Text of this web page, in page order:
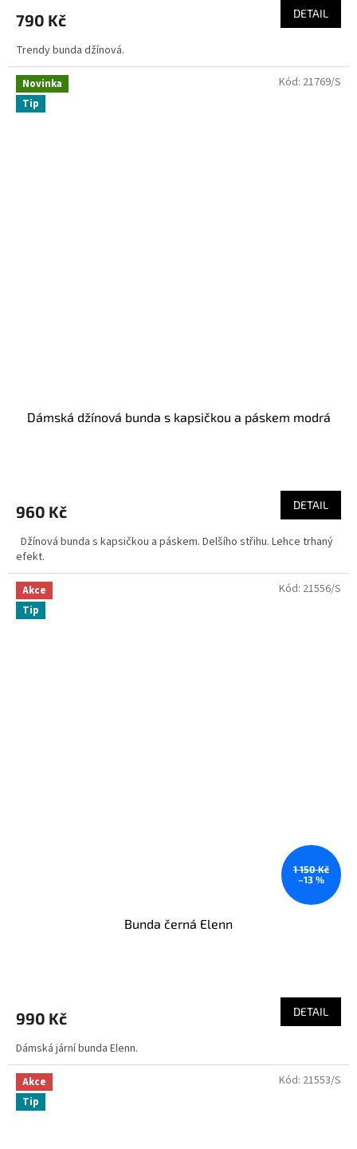
790 Kč DETAIL
Trendy bunda džínová.
Novinka
Tip
Dámská džínová bunda s kapsičkou a páskem modrá
960 Kč DETAIL
Džínová bunda s kapsičkou a páskem. Delšího střihu. Lehce trhaný
efekt.
Kód: 21769/S
Akce
Tip
1 150 Kč
–13 %
Bunda černá Elenn
990 Kč DETAIL
Dámská jární bunda Elenn.
Kód: 21556/S
Akce
Tip
Kód: 21553/S